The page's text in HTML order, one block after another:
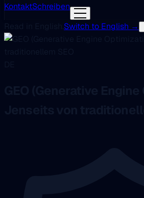
KontaktSchreiben
Switch to English →